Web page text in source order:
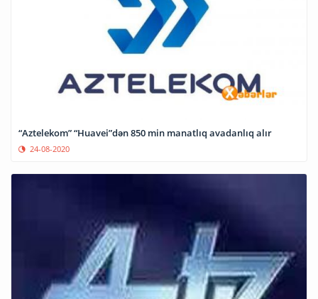
“Aztelekom” “Huavei”dən 850 min manatlıq avadanlıq alır
24-08-2020